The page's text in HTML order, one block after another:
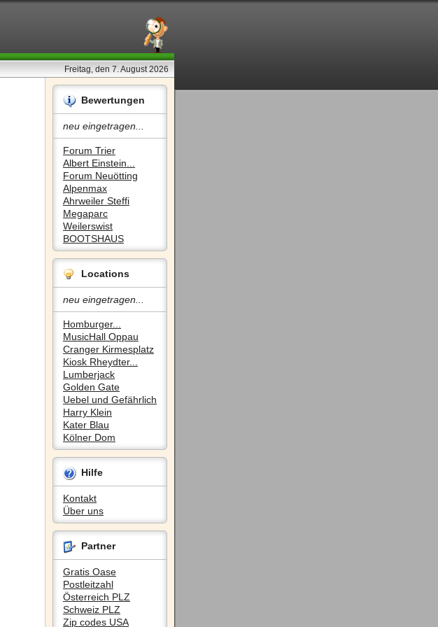
Freitag, den 7. August 2026
Bewertungen
neu eingetragen...
Forum Trier
Albert Einstein...
Forum Neuötting
Alpenmax
Ahrweiler Steffi
Megaparc
Weilerswist
BOOTSHAUS
Locations
neu eingetragen...
Homburger...
MusicHall Oppau
Cranger Kirmesplatz
Kiosk Rheydter...
Lumberjack
Golden Gate
Uebel und Gefährlich
Harry Klein
Kater Blau
Kölner Dom
Hilfe
Kontakt
Über uns
Partner
Gratis Oase
Postleitzahl
Österreich PLZ
Schweiz PLZ
Zip codes USA